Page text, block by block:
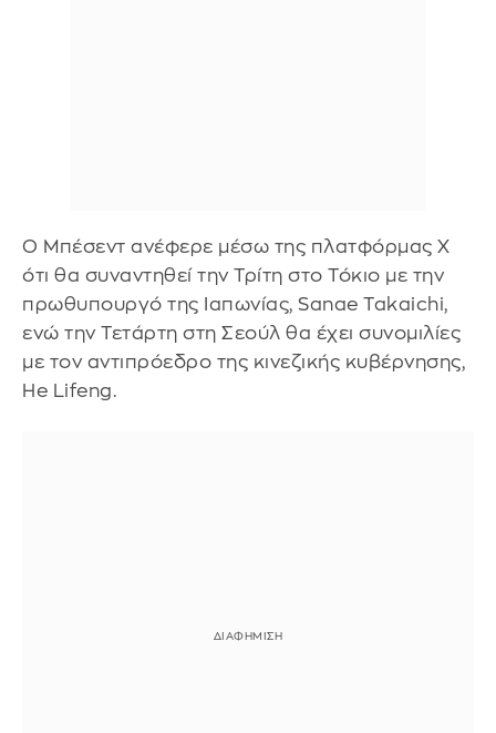
Ο Μπέσεντ ανέφερε μέσω της πλατφόρμας X
ότι θα συναντηθεί την Τρίτη στο Τόκιο με την
πρωθυπουργό της Ιαπωνίας, Sanae Takaichi,
ενώ την Τετάρτη στη Σεούλ θα έχει συνομιλίες
με τον αντιπρόεδρο της κινεζικής κυβέρνησης,
He Lifeng.